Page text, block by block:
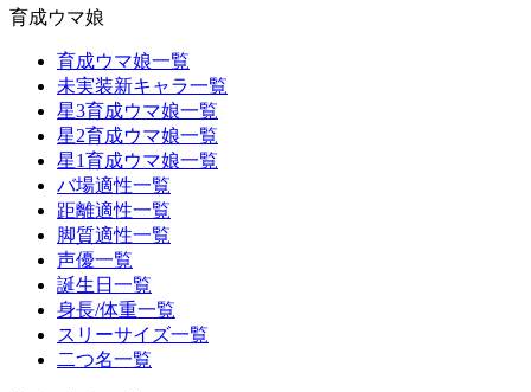
育成ウマ娘
育成ウマ娘一覧
未実装新キャラ一覧
星3育成ウマ娘一覧
星2育成ウマ娘一覧
星1育成ウマ娘一覧
バ場適性一覧
距離適性一覧
脚質適性一覧
声優一覧
誕生日一覧
身長/体重一覧
スリーサイズ一覧
二つ名一覧